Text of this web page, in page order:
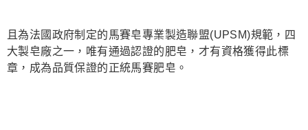
且為法國政府制定的馬賽皂專業製造聯盟(UPSM)規範，四
大製皂廠之一，唯有通過認證的肥皂，才有資格獲得此標
章，成為品質保證的正統馬賽肥皂。